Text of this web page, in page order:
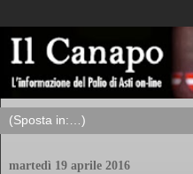
martedì 19 aprile 2016